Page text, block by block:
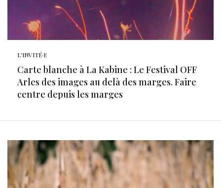
L'INVITÉ·E
Carte blanche à La Kabine : Le Festival OFF
Arles des images au delà des marges. Faire
centre depuis les marges